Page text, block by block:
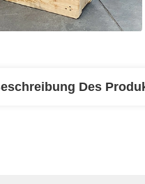
Des